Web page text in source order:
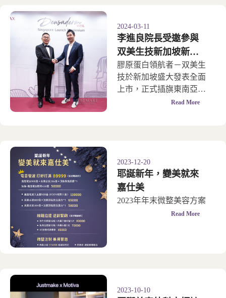
展。持續為台灣帶來更好
的選擇與服務，是我們不
變的承諾 💜」
2024-03-11
李進良院長受邀參與
双美生技新加坡新品
發表會，並獲頒特別
感謝狀
膠原蛋白領航者－双美生
技於新加坡盛大發表全面
上市，正式插旗東南亞醫
Read More
2023-12-20
耶誕新年，變美就來
嘉仕美
2023年年末微整美容方案
Read More
2023-10-10